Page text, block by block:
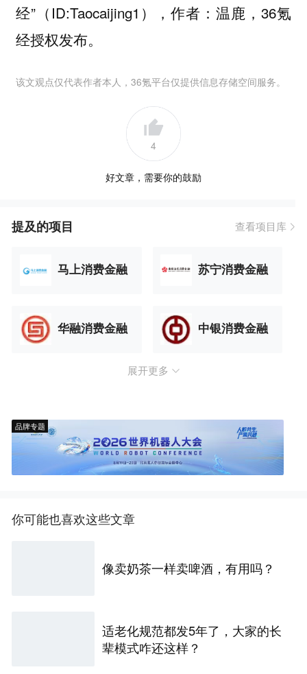
经”（ID:Taocaijing1），作者：温鹿，36氪
经授权发布。
该文观点仅代表作者本人，36氪平台仅提供信息存储空间服务。
4
好文章，需要你的鼓励
提及的项目 查看项目库
马上消费金融 苏宁消费金融
华融消费金融 中银消费金融
展开更多
品牌专题
你可能也喜欢这些文章
像卖奶茶一样卖啤酒，有用吗？
适老化规范都发5年了，大家的长
辈模式咋还这样？